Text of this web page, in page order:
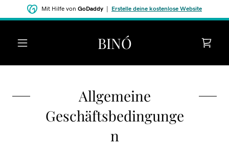
Mit Hilfe von GoDaddy Erstelle deine kostenlose Website
BINÓ
Allgemeine
Geschäftsbedingunge
n